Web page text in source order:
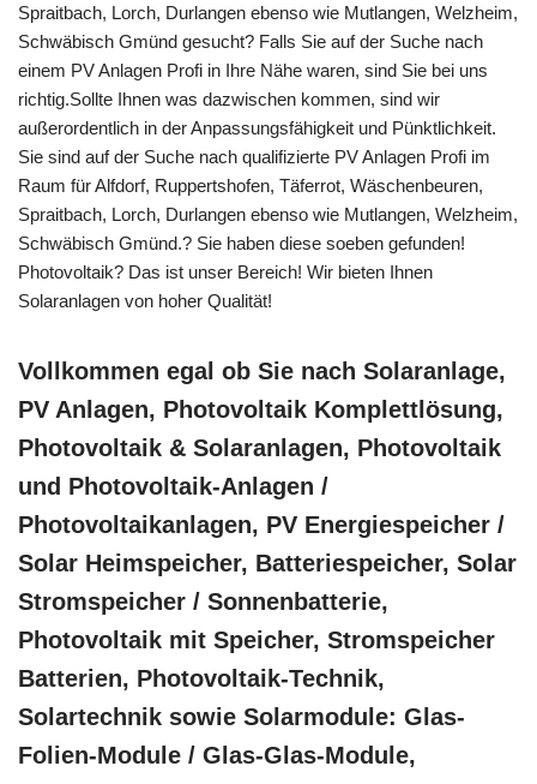
Spraitbach, Lorch, Durlangen ebenso wie Mutlangen, Welzheim,
Schwäbisch Gmünd gesucht? Falls Sie auf der Suche nach
einem PV Anlagen Profi in Ihre Nähe waren, sind Sie bei uns
richtig.Sollte Ihnen was dazwischen kommen, sind wir
außerordentlich in der Anpassungsfähigkeit und Pünktlichkeit.
Sie sind auf der Suche nach qualifizierte PV Anlagen Profi im
Raum für Alfdorf, Ruppertshofen, Täferrot, Wäschenbeuren,
Spraitbach, Lorch, Durlangen ebenso wie Mutlangen, Welzheim,
Schwäbisch Gmünd.? Sie haben diese soeben gefunden!
Photovoltaik? Das ist unser Bereich! Wir bieten Ihnen
Solaranlagen von hoher Qualität!
Vollkommen egal ob Sie nach Solaranlage,
PV Anlagen, Photovoltaik Komplettlösung,
Photovoltaik & Solaranlagen, Photovoltaik
und Photovoltaik-Anlagen /
Photovoltaikanlagen, PV Energiespeicher /
Solar Heimspeicher, Batteriespeicher, Solar
Stromspeicher / Sonnenbatterie,
Photovoltaik mit Speicher, Stromspeicher
Batterien, Photovoltaik-Technik,
Solartechnik sowie Solarmodule: Glas-
Folien-Module / Glas-Glas-Module,